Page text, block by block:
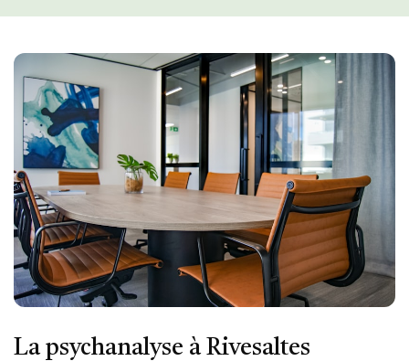
La psychanalyse à Rivesaltes